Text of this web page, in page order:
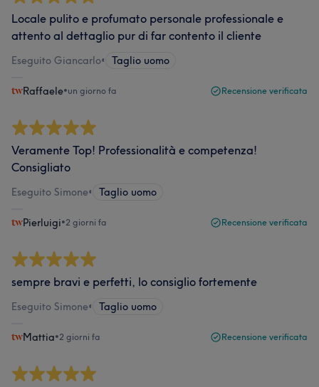
Locale pulito e profumato personale professionale e
attento al dettaglio pur di far contento il cliente
Eseguito Giancarlo• Taglio uomo
Raffaele•un giorno fa Recensione verificata
Veramente Top! Professionalità e competenza!
Consigliato
Eseguito Simone• Taglio uomo
Pierluigi•2 giorni fa Recensione verificata
sempre bravi e perfetti, lo consiglio fortemente
Eseguito Simone• Taglio uomo
Mattia•2 giorni fa Recensione verificata